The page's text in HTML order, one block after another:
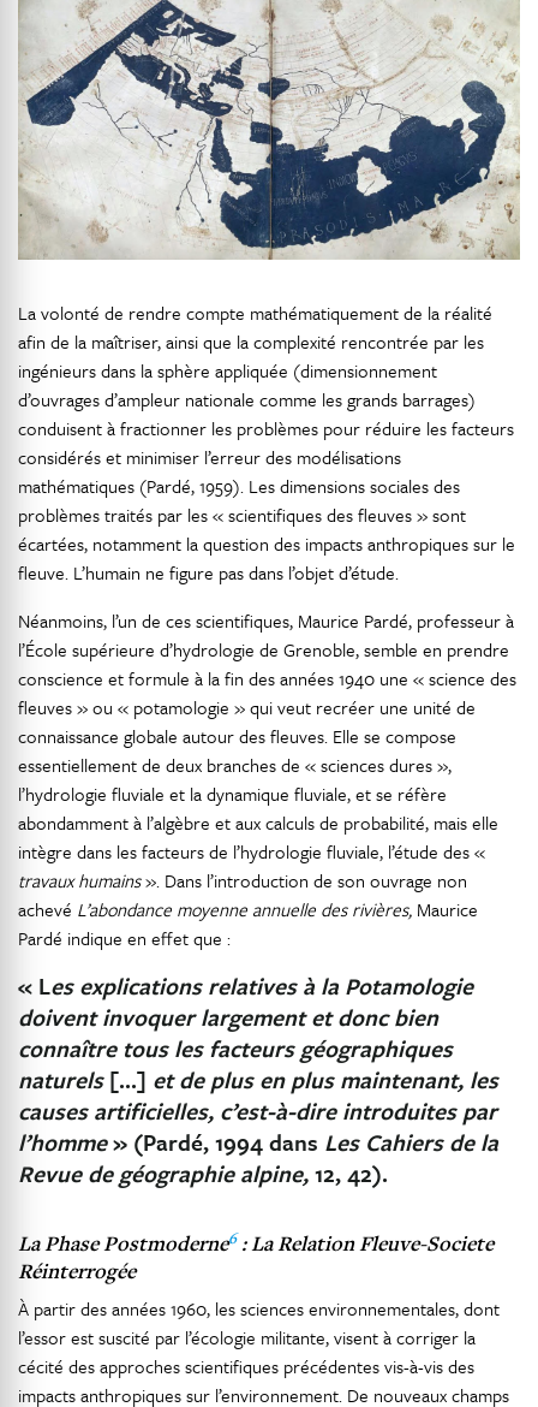
La volonté de rendre compte mathématiquement de la réalité
afin de la maîtriser, ainsi que la complexité rencontrée par les
ingénieurs dans la sphère appliquée (dimensionnement
d’ouvrages d’ampleur nationale comme les grands barrages)
conduisent à fractionner les problèmes pour réduire les facteurs
considérés et minimiser l’erreur des modélisations
mathématiques (Pardé, 1959). Les dimensions sociales des
problèmes traités par les « scientifiques des fleuves » sont
écartées, notamment la question des impacts anthropiques sur le
fleuve. L’humain ne figure pas dans l’objet d’étude.
Néanmoins, l’un de ces scientifiques, Maurice Pardé, professeur à
l’École supérieure d’hydrologie de Grenoble, semble en prendre
conscience et formule à la fin des années 1940 une « science des
fleuves » ou « potamologie » qui veut recréer une unité de
connaissance globale autour des fleuves. Elle se compose
essentiellement de deux branches de « sciences dures »,
l’hydrologie fluviale et la dynamique fluviale, et se réfère
abondamment à l’algèbre et aux calculs de probabilité, mais elle
intègre dans les facteurs de l’hydrologie fluviale, l’étude des «
travaux humains». Dans l’introduction de son ouvrage non
achevé L’abondance moyenne annuelle des rivières, Maurice
Pardé indique en effet que :
« Les explications relatives à la Potamologie
doivent invoquer largement et donc bien
connaître tous les facteurs géographiques
naturels[...] et de plus en plus maintenant, les
causes artificielles, c’est-à-dire introduites par
l’homme» (Pardé, 1994 dans Les Cahiers de la
Revue de géographie alpine,12, 42).
La Phase Postmoderne6: La Relation Fleuve-Societe
Réinterrogée
À partir des années 1960, les sciences environnementales, dont
l’essor est suscité par l’écologie militante, visent à corriger la
cécité des approches scientifiques précédentes vis-à-vis des
impacts anthropiques sur l’environnement. De nouveaux champs